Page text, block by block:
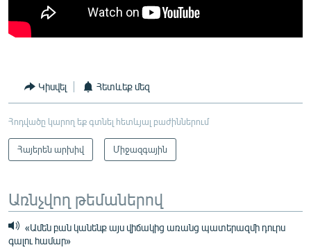
Կիսվել Հետևեք մեզ
Հոդվածը կարող եք գտնել հետևյալ բաժիններում
Հայերեն արխիվ Միջազգային
Առնչվող թեմաներով
«Ամեն բան կանենք այս վիճակից առանց պատերազմի դուրս
գալու համար»